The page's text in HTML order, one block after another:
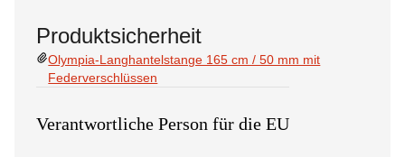
Produktsicherheit
Olympia-Langhantelstange 165 cm / 50 mm mit
Federverschlüssen
Verantwortliche Person für die EU